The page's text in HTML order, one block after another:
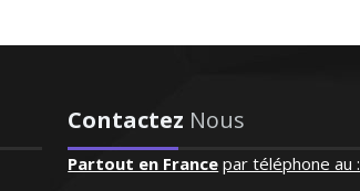
Contactez Nous
Partout en France par téléphone au :